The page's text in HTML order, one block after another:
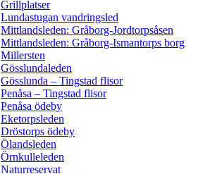
Grillplatser
Lundastugan vandringsled
Mittlandsleden: Gråborg-Jordtorpsåsen
Mittlandsleden: Gråborg-Ismantorps borg
Millersten
Gösslundaleden
Gösslunda – Tingstad flisor
Penåsa – Tingstad flisor
Penåsa ödeby
Eketorpsleden
Dröstorps ödeby
Ölandsleden
Örnkulleleden
Naturreservat